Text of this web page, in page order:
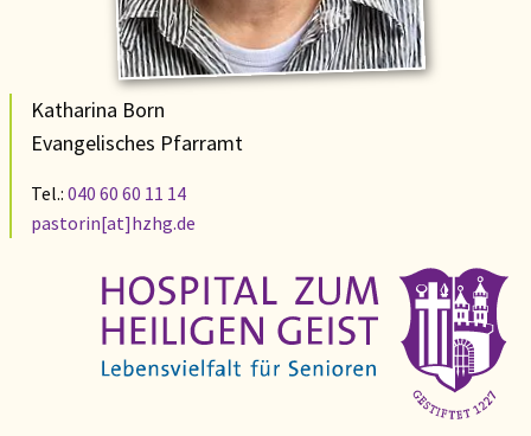
Katharina Born
Evangelisches Pfarramt
Tel.: 040 60 60 11 14
pastorin[at]hzhg.de